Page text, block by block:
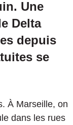
Une
Delta
depuis
se
À Marseille, on
dans les rues